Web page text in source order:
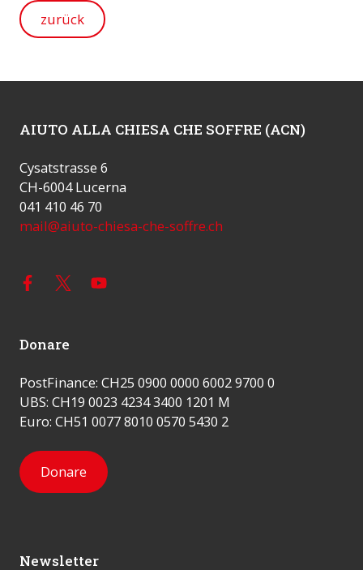
zurück
AIUTO ALLA CHIESA CHE SOFFRE (ACN)
Cysatstrasse 6
CH-6004 Lucerna
041 410 46 70
mail@aiuto-chiesa-che-soffre.ch
Donare
PostFinance: CH25 0900 0000 6002 9700 0
UBS: CH19 0023 4234 3400 1201 M
Euro: CH51 0077 8010 0570 5430 2
Donare
Newsletter